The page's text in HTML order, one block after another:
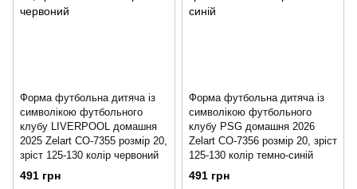
Форма футбольна дитяча із
символікою футбольного
клубу LIVERPOOL домашня
2025 Zelart CO-7355 розмір 20,
зріст 125-130 колір червоний
491 грн
Форма футбольна дитяча із
символікою футбольного
клубу PSG домашня 2026
Zelart CO-7356 розмір 20, зріст
125-130 колір темно-синій
491 грн